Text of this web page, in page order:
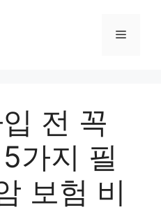
Menu
전 꼭
가지 필
보험 비